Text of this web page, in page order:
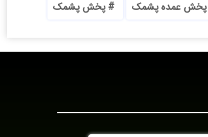
پخش عمده پشمک
پخش پشمک